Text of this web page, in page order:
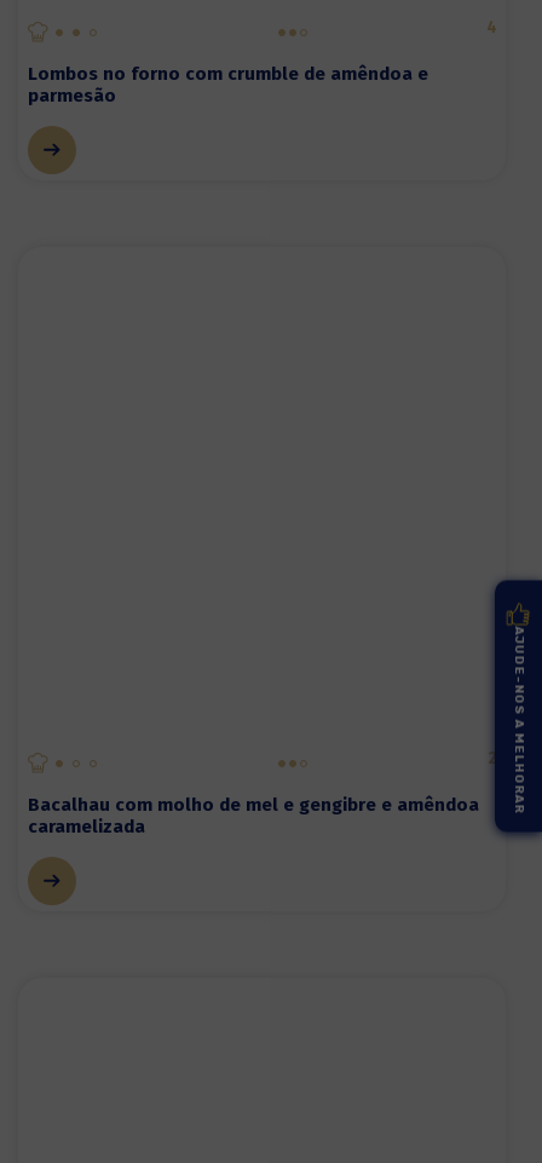
4
Lombos no forno com crumble de amêndoa e
parmesão
2
Bacalhau com molho de mel e gengibre e amêndoa
caramelizada
AJUDE-NOS A MELHORAR